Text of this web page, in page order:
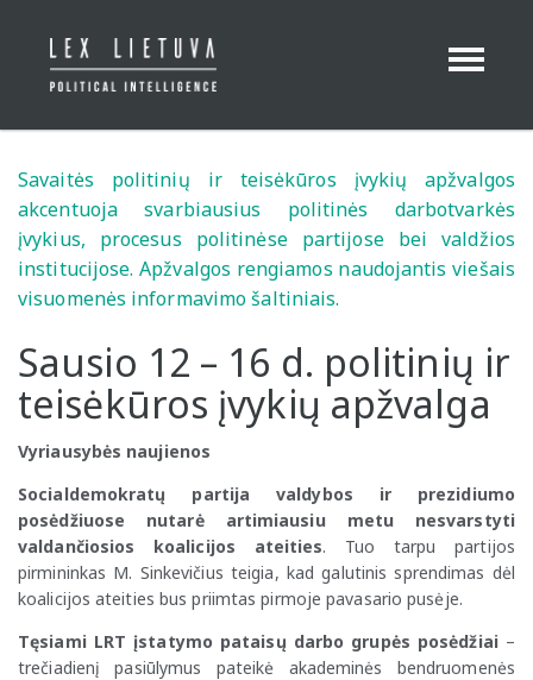
Toggle
Savaitės politinių ir teisėkūros įvykių apžvalgos
akcentuoja svarbiausius politinės darbotvarkės
įvykius, procesus politinėse partijose bei valdžios
institucijose. Apžvalgos rengiamos naudojantis viešais
visuomenės informavimo šaltiniais.
Sausio 12 – 16 d. politinių ir
teisėkūros įvykių apžvalga
Vyriausybės naujienos
Socialdemokratų partija valdybos ir prezidiumo
posėdžiuose nutarė artimiausiu metu nesvarstyti
valdančiosios koalicijos ateities. Tuo tarpu partijos
pirmininkas M. Sinkevičius teigia, kad galutinis sprendimas dėl
koalicijos ateities bus priimtas pirmoje pavasario pusėje.
Tęsiami LRT įstatymo pataisų darbo grupės posėdžiai–
trečiadienį pasiūlymus pateikė akademinės bendruomenės